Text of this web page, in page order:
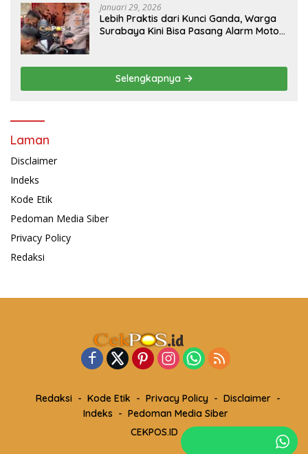
Januari 29, 2026
Lebih Praktis dari Kunci Ganda, Warga
Surabaya Kini Bisa Pasang Alarm Motor
Selengkapnya
Laman
Disclaimer
Indeks
Kode Etik
Pedoman Media Siber
Privacy Policy
Redaksi
Redaksi Kode Etik Privacy Policy
Disclaimer
Indeks
Pedoman Media Siber
CEKPOS.ID